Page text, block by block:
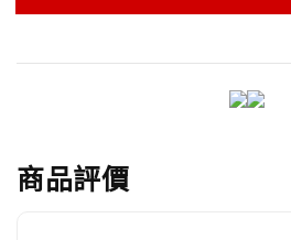
商品評價